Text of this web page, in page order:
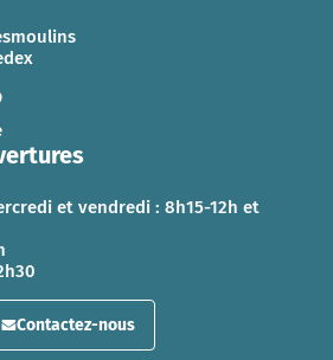
et vendredi : 8h15-12h et
Contactez-nous